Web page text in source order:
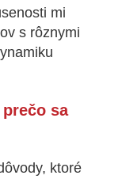
mi
s rôznymi
sa
ktoré